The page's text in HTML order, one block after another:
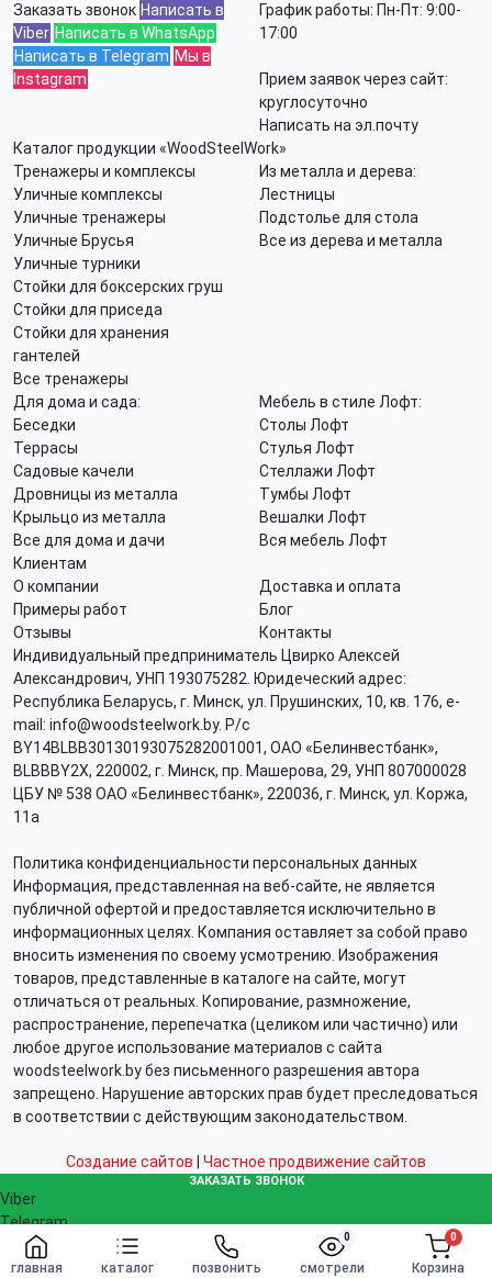
главная каталог смотрели
0
позвонить Корзина
0
Заказать
Заказать звонок Написать в
Viber Написать в WhatsApp
Написать в Telegram Мы в
Instagram
График работы: Пн-Пт: 9:00-
17:00
Прием заявок через сайт:
круглосуточно
Написать на эл.почту
Каталог продукции «WoodSteelWork»
Тренажеры и комплексы
Уличные комплексы
Уличные тренажеры
Уличные Брусья
Уличные турники
Стойки для боксерских груш
Стойки для приседа
Стойки для хранения
гантелей
Все тренажеры
Из металла и дерева:
Лестницы
Подстолье для стола
Все из дерева и металла
Для дома и сада:
Беседки
Террасы
Садовые качели
Дровницы из металла
Крыльцо из металла
Все для дома и дачи
Мебель в стиле Лофт:
Столы Лофт
Стулья Лофт
Стеллажи Лофт
Тумбы Лофт
Вешалки Лофт
Вся мебель Лофт
Клиентам
О компании
Доставка и оплата
Примеры работ
Блог
Отзывы
Контакты
Индивидуальный предприниматель Цвирко Алексей
Александрович, УНП 193075282. Юридеческий адрес:
Республика Беларусь, г. Минск, ул. Прушинских, 10, кв. 176, e-
mail: info@woodsteelwork.by. Р/с
BY14BLBB30130193075282001001, ОАО «Белинвестбанк»,
BLBBBY2X, 220002, г. Минск, пр. Машерова, 29, УНП 807000028
ЦБУ № 538 ОАО «Белинвестбанк», 220036, г. Минск, ул. Коржа,
11а
Политика конфиденциальности персональных данных
Информация, представленная на веб-сайте, не является
публичной офертой и предоставляется исключительно в
информационных целях. Компания оставляет за собой право
вносить изменения по своему усмотрению. Изображения
товаров, представленные в каталоге на сайте, могут
отличаться от реальных. Копирование, размножение,
распространение, перепечатка (целиком или частично) или
любое другое использование материалов с сайта
woodsteelwork.by без письменного разрешения автора
запрещено. Нарушение авторских прав будет преследоваться
в соответствии с действующим законодательством.
Создание сайтов Частное продвижение сайтов
ЗАКАЗАТЬ ЗВОНОК
Viber
Telegram
WhatsApp
info@woodsteelwork.by